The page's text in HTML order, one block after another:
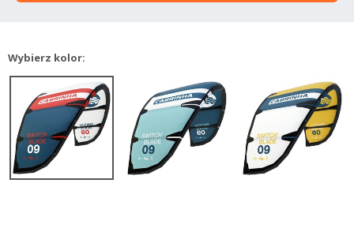
Wybierz kolor: